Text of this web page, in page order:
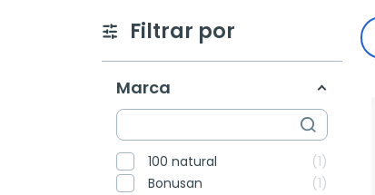
Filtrar por
Marca
100 natural
1
Bonusan
1